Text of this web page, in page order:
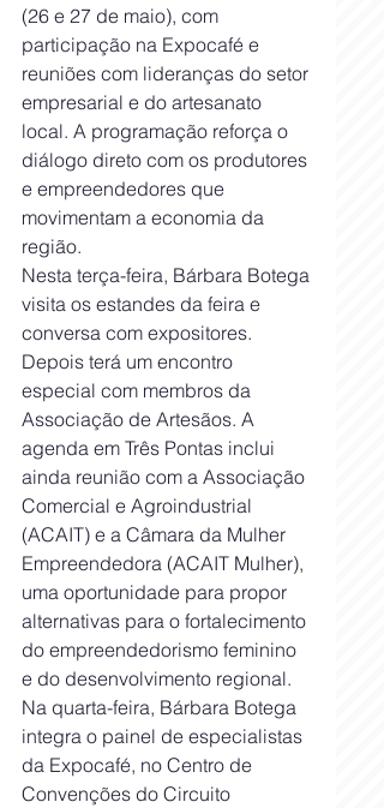
(26 e 27 de maio), com
participação na Expocafé e
reuniões com lideranças do setor
empresarial e do artesanato
local. A programação reforça o
diálogo direto com os produtores
e empreendedores que
movimentam a economia da
região.
Nesta terça-feira, Bárbara Botega
visita os estandes da feira e
conversa com expositores.
Depois terá um encontro
especial com membros da
Associação de Artesãos. A
agenda em Três Pontas inclui
ainda reunião com a Associação
Comercial e Agroindustrial
(ACAIT) e a Câmara da Mulher
Empreendedora (ACAIT Mulher),
uma oportunidade para propor
alternativas para o fortalecimento
do empreendedorismo feminino
e do desenvolvimento regional.
Na quarta-feira, Bárbara Botega
integra o painel de especialistas
da Expocafé, no Centro de
Convenções do Circuito